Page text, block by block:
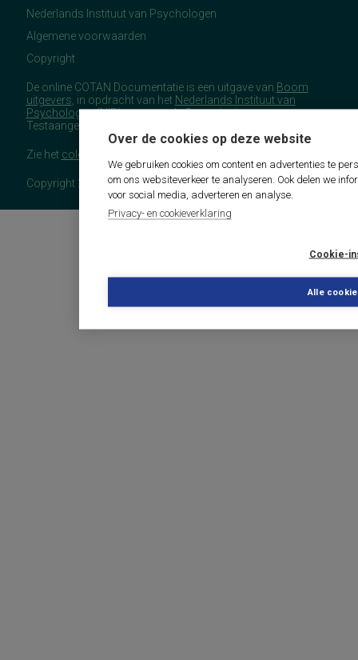
Over de cookies op deze website
We gebruiken cookies om content en advertenties te
om ons websiteverkeer te analyseren. Ook delen we
voor social media, adverteren en analyse.
Privacy- en cookieverklaring
Cookie-
Alle
Nederlands Instituut van Psychologen
Algemene voorwaarden
Copyright
De online COTAN Documentatie is een uitgave van Boom
uitgevers , in opdracht van het Nederlands Instituut van
Psychologen(NIP), namens de Commissie
Testaangelegenheden Nederland (COTAN).
Zie het colofon
Copyright 2026 - COTAN Documentatie